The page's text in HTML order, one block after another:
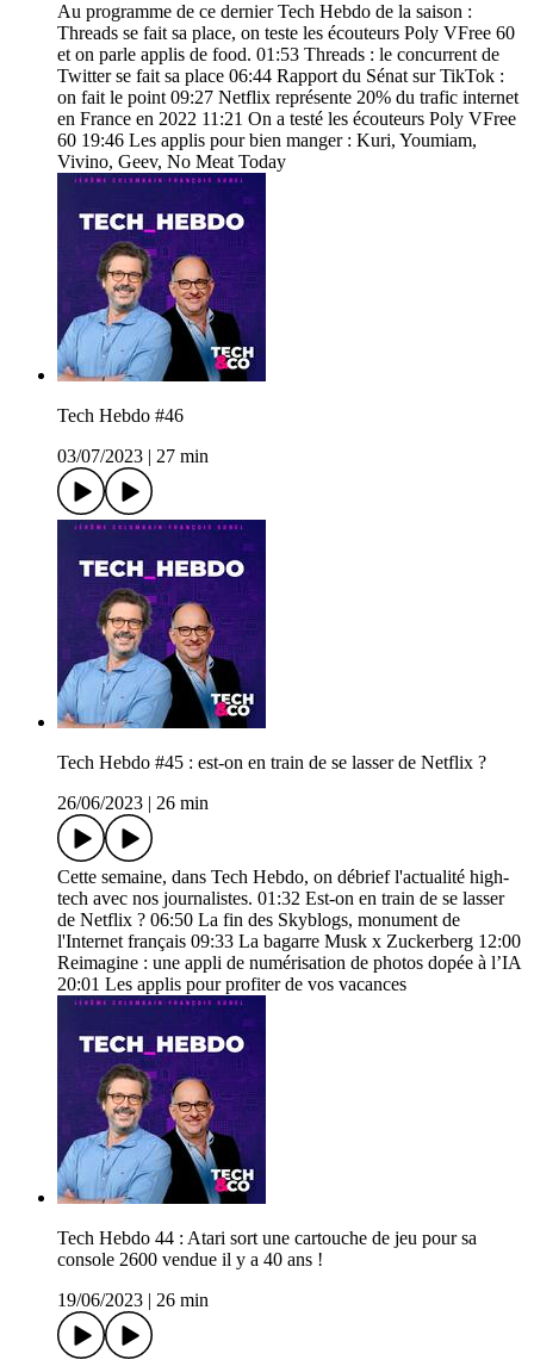
Au programme de ce dernier Tech Hebdo de la saison :
Threads se fait sa place, on teste les écouteurs Poly VFree 60
et on parle applis de food. 01:53 Threads : le concurrent de
Twitter se fait sa place 06:44 Rapport du Sénat sur TikTok :
on fait le point 09:27 Netflix représente 20% du trafic internet
en France en 2022 11:21 On a testé les écouteurs Poly VFree
60 19:46 Les applis pour bien manger : Kuri, Youmiam,
Vivino, Geev, No Meat Today
Tech Hebdo #46
03/07/2023
27 min
Tech Hebdo #45 : est-on en train de se lasser de Netflix ?
26/06/2023
26 min
Cette semaine, dans Tech Hebdo, on débrief l'actualité high-
tech avec nos journalistes. 01:32 Est-on en train de se lasser
de Netflix ? 06:50 La fin des Skyblogs, monument de
l'Internet français 09:33 La bagarre Musk x Zuckerberg 12:00
Reimagine : une appli de numérisation de photos dopée à l’IA
20:01 Les applis pour profiter de vos vacances
Tech Hebdo 44 : Atari sort une cartouche de jeu pour sa
console 2600 vendue il y a 40 ans !
19/06/2023
26 min